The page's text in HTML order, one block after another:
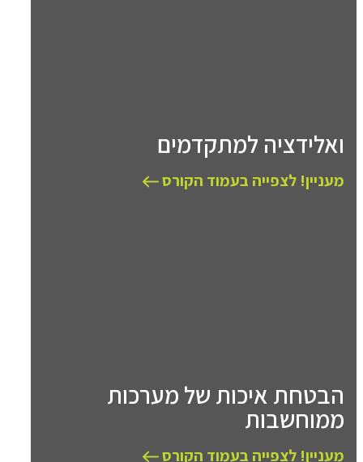
ואלידציה למתקדמים
מעניין! לצפייה בעמוד הקורס
הבטחת איכות של מערכות
ממוחשבות
מעניין! לצפייה בעמוד הקורס